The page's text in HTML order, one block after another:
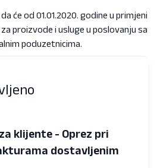
će od 01.01.2020. godine u primjeni
proizvode i usluge u poslovanju sa
poduzetnicima.
klijente - Oprez pri
dostavljenim